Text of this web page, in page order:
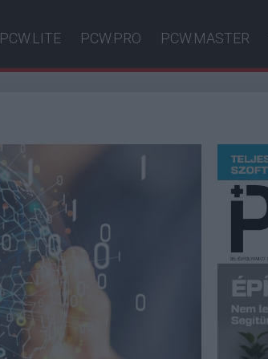
PCW.LITE PCW.PRO PCW.MASTER